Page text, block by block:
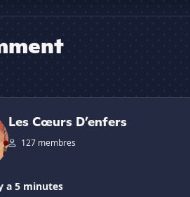
Les Cœurs D’enfers
127 membres
a 5 minutes